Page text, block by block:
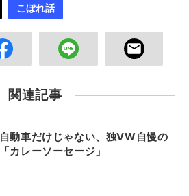
こぼれ話
関連記事
自動車だけじゃない、独VW自慢の
「カレーソーセージ」